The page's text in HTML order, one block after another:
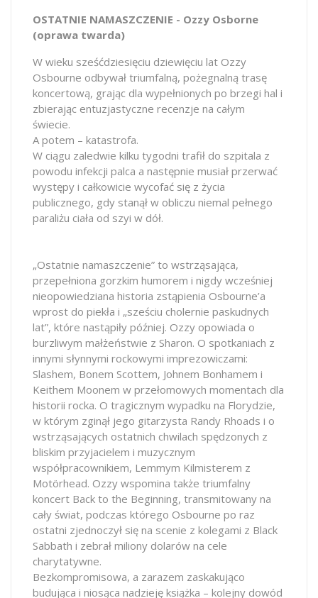
OSTATNIE NAMASZCZENIE - Ozzy Osborne
(oprawa twarda)
W wieku sześćdziesięciu dziewięciu lat Ozzy
Osbourne odbywał triumfalną, pożegnalną trasę
koncertową, grając dla wypełnionych po brzegi hal i
zbierając entuzjastyczne recenzje na całym
świecie.
A potem – katastrofa.
W ciągu zaledwie kilku tygodni trafił do szpitala z
powodu infekcji palca a następnie musiał przerwać
występy i całkowicie wycofać się z życia
publicznego, gdy stanął w obliczu niemal pełnego
paraliżu ciała od szyi w dół.
„Ostatnie namaszczenie” to wstrząsająca,
przepełniona gorzkim humorem i nigdy wcześniej
nieopowiedziana historia zstąpienia Osbourne’a
wprost do piekła i „sześciu cholernie paskudnych
lat”, które nastąpiły później. Ozzy opowiada o
burzliwym małżeństwie z Sharon. O spotkaniach z
innymi słynnymi rockowymi imprezowiczami:
Slashem, Bonem Scottem, Johnem Bonhamem i
Keithem Moonem w przełomowych momentach dla
historii rocka. O tragicznym wypadku na Florydzie,
w którym zginął jego gitarzysta Randy Rhoads i o
wstrząsających ostatnich chwilach spędzonych z
bliskim przyjacielem i muzycznym
współpracownikiem, Lemmym Kilmisterem z
Motörhead. Ozzy wspomina także triumfalny
koncert Back to the Beginning, transmitowany na
cały świat, podczas którego Osbourne po raz
ostatni zjednoczył się na scenie z kolegami z Black
Sabbath i zebrał miliony dolarów na cele
charytatywne.
Bezkompromisowa, a zarazem zaskakująco
budująca i niosąca nadzieję książka – kolejny dowód